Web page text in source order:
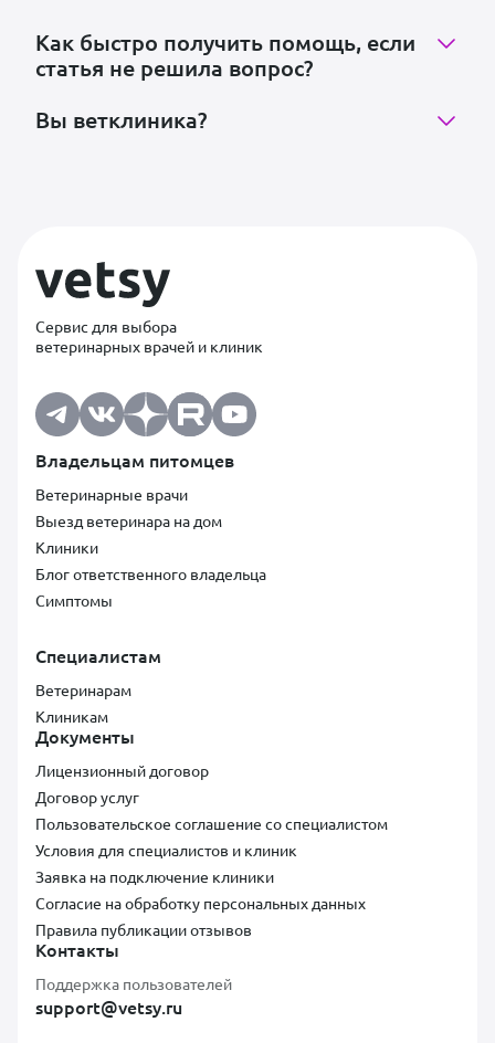
Как быстро получить помощь, если
статья не решила вопрос?
Вы ветклиника?
Сервис для выбора
ветеринарных врачей и клиник
Владельцам питомцев
Ветеринарные врачи
Выезд ветеринара на дом
Клиники
Блог ответственного владельца
Симптомы
Специалистам
Ветеринарам
Клиникам
Документы
Лицензионный договор
Договор услуг
Пользовательское соглашение со специалистом
Условия для специалистов и клиник
Заявка на подключение клиники
Согласие на обработку персональных данных
Правила публикации отзывов
Контакты
Поддержка пользователей
support@vetsy.ru